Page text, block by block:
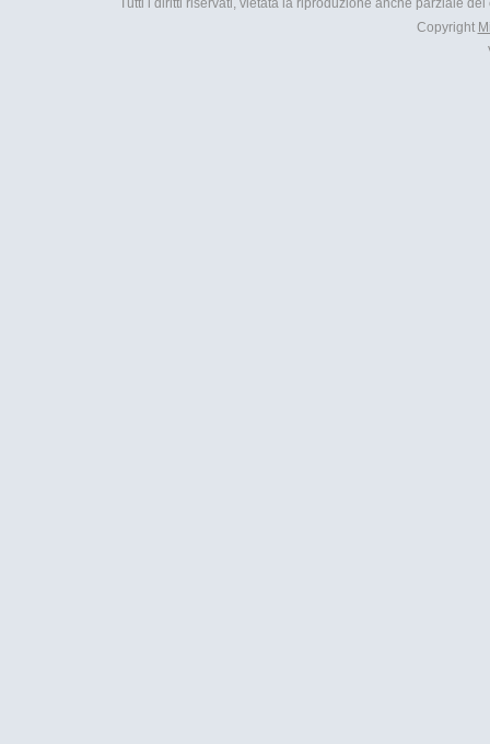
Tutti i diritti riservati, vietata la riproduzione anche parziale
Copyright